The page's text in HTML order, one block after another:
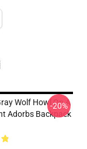
Wolf Howl On A
Adorbs Backpack
-20%